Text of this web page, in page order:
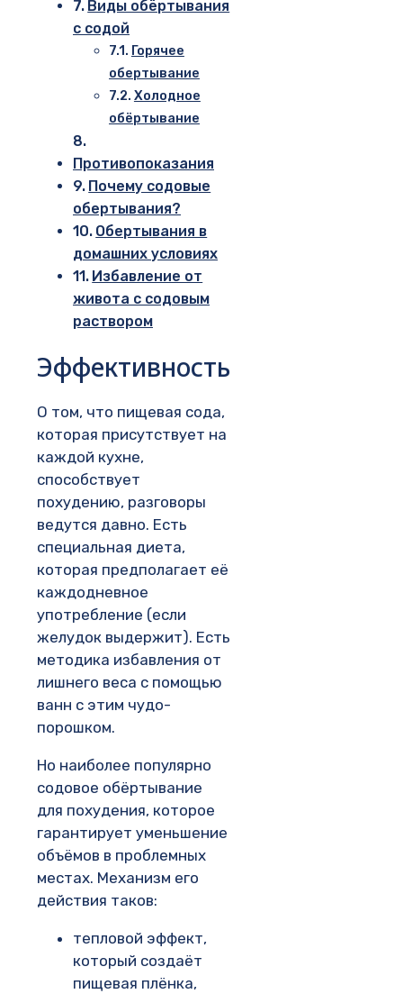
Виды обёртывания
с содой
Горячее
обертывание
Холодное
обёртывание
Противопоказания
Почему содовые
обертывания?
Обертывания в
домашних условиях
Избавление от
живота с содовым
раствором
Эффективность
О том, что пищевая сода,
которая присутствует на
каждой кухне,
способствует
похудению, разговоры
ведутся давно. Есть
специальная диета,
которая предполагает её
каждодневное
употребление (если
желудок выдержит). Есть
методика избавления от
лишнего веса с помощью
ванн с этим чудо-
порошком.
Но наиболее популярно
содовое обёртывание
для похудения, которое
гарантирует уменьшение
объёмов в проблемных
местах. Механизм его
действия таков:
тепловой эффект,
который создаёт
пищевая плёнка,